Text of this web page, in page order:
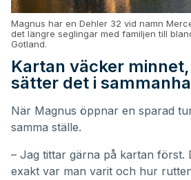
Magnus har en Dehler 32 vid namn
det längre seglingar med familjen till
Gotland.
Kartan väcker
sätter det i
När Magnus öppnar en sparad
samma ställe.
– Jag tittar gärna på kartan först.
exakt var man varit och hur